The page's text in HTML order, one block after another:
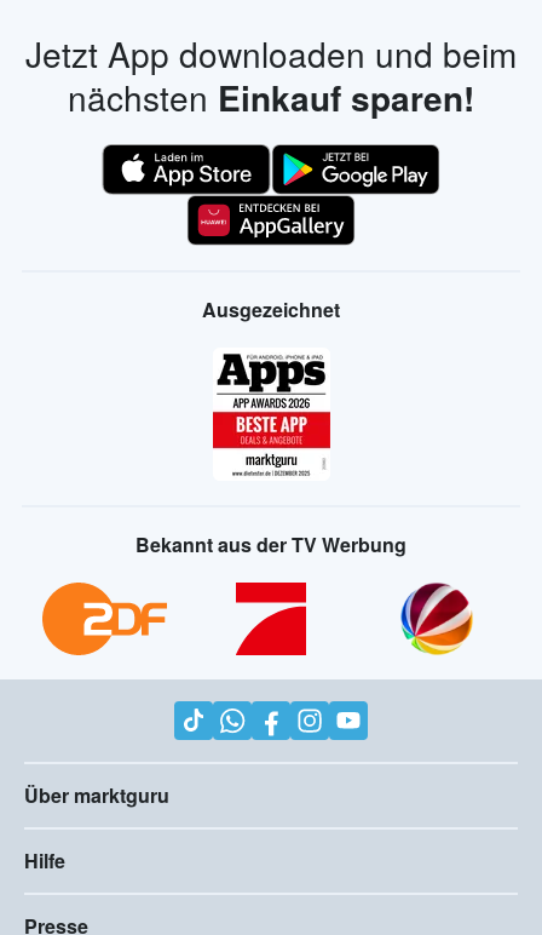
Jetzt App downloaden und beim
nächsten Einkauf sparen!
Ausgezeichnet
Bekannt aus der TV Werbung
Über marktguru
Hilfe
Presse